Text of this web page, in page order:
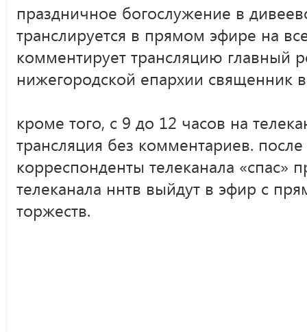
праздничное богослужение в
транслируется в прямом эфире на
комментирует трансляцию главный
нижегородской епархии священник
кроме того, с 9 до 12 часов на
трансляция без комментариев.
корреспонденты телеканала «спас»
телеканала ннтв выйдут в эфир с
торжеств.